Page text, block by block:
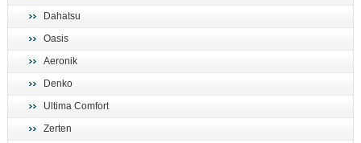
Dahatsu
Oasis
Aeronik
Denko
Ultima Comfort
Zerten